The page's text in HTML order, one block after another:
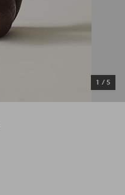
1 / 5